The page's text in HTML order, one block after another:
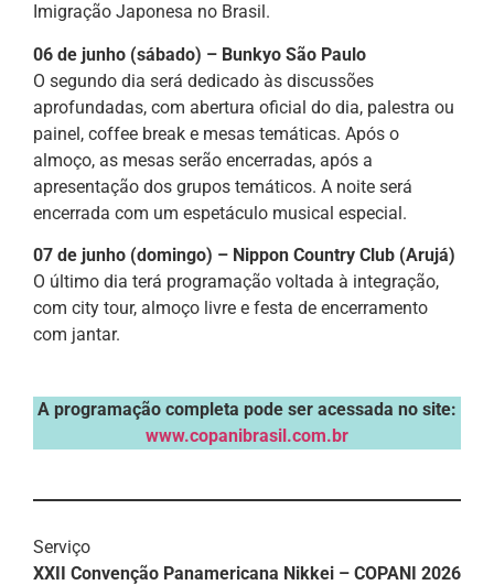
Imigração Japonesa no Brasil.
06 de junho (sábado) – Bunkyo São Paulo
O segundo dia será dedicado às discussões
aprofundadas, com abertura oficial do dia, palestra ou
painel, coffee break e mesas temáticas. Após o
almoço, as mesas serão encerradas, após a
apresentação dos grupos temáticos. A noite será
encerrada com um espetáculo musical especial.
07 de junho (domingo) – Nippon Country Club (Arujá)
O último dia terá programação voltada à integração,
com city tour, almoço livre e festa de encerramento
com jantar.
A programação completa pode ser acessada no site:
www.copanibrasil.com.br
Serviço
XXII Convenção Panamericana Nikkei – COPANI 2026